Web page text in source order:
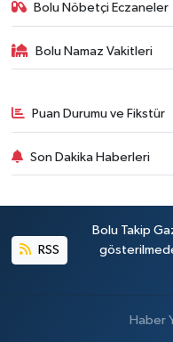
Bolu Nöbetçi Eczaneler
Bolu Namaz Vakitleri
Puan Durumu ve Fikstür
Son Dakika Haberleri
RSS
Bolu Takip
Haber